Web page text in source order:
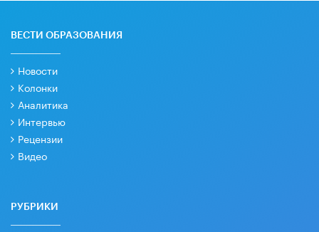
ВЕСТИ ОБРАЗОВАНИЯ
Новости
Колонки
Аналитика
Интервью
Рецензии
Видео
РУБРИКИ